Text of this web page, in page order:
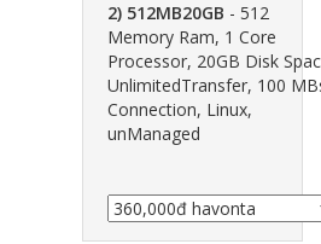
2) 512MB20GB - 512
Memory Ram, 1 Core
Processor, 20GB Disk
UnlimitedTransfer, 100
Connection, Linux,
unManaged